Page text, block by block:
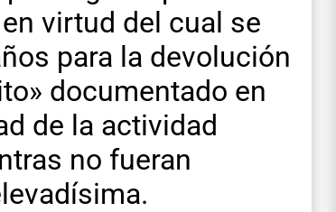
virtud del cual se
para la devolución
documentado en
de la actividad
no fueran